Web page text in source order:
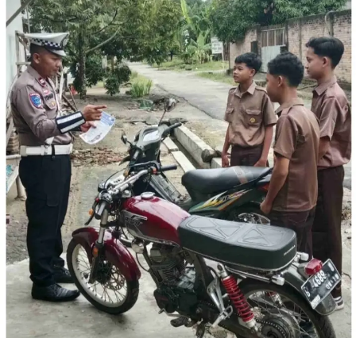
dinamis,
memiliki
kisaran
harga
iklan
yang
relatif
lebih
murah
dari
Koran
maupun
media
siber
lainnya,
desain
Koran
dan
media
siber